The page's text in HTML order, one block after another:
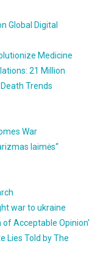
Global Digital
Medicine
21 Million
Trends
War
laimės“
war to ukraine
Acceptable Opinion'
Lies Told by The